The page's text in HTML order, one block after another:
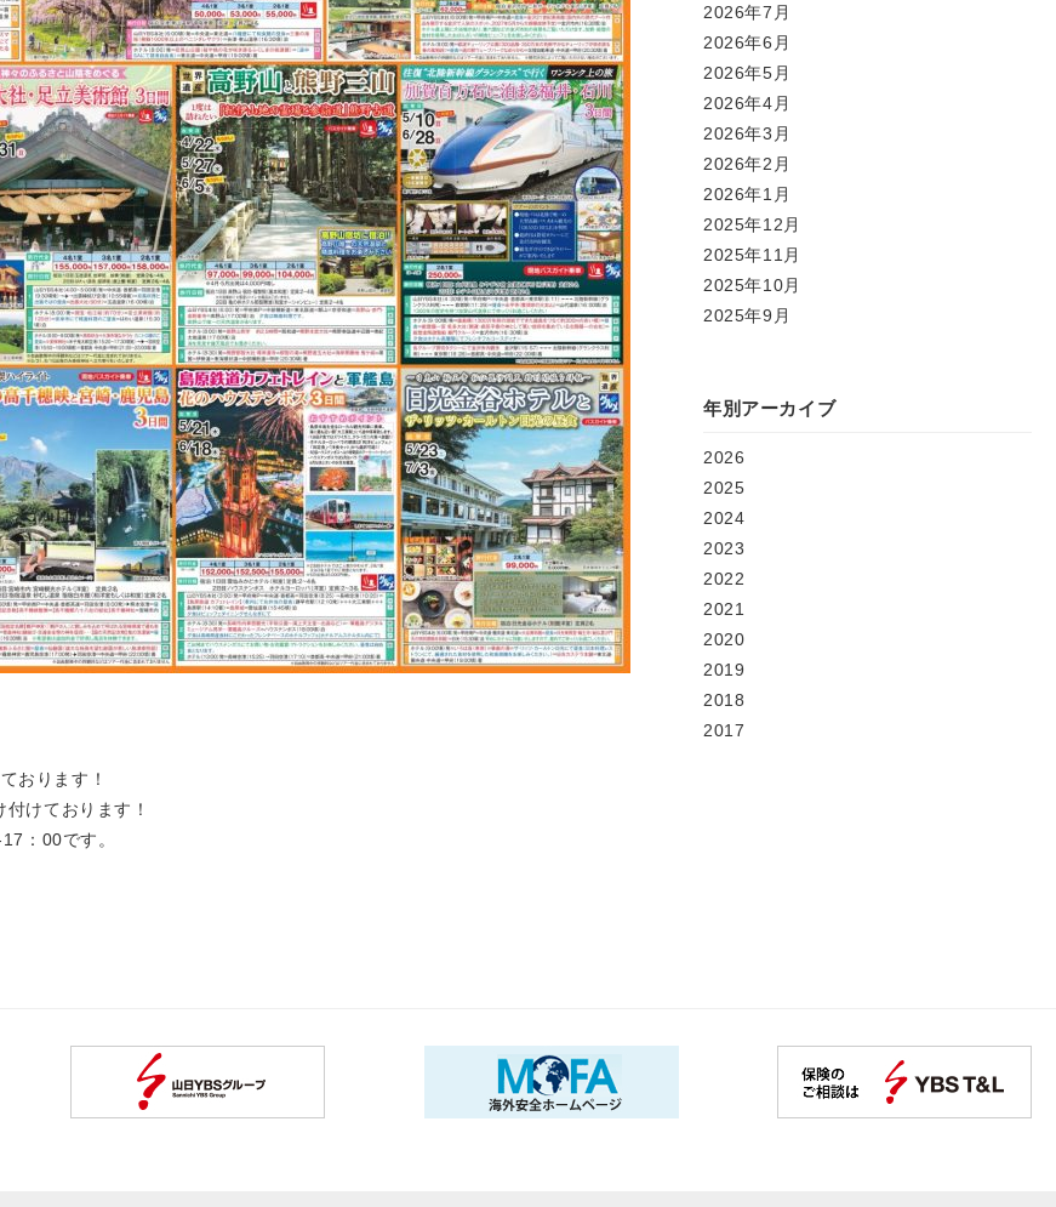
おります！
けております！
：00です。
2026年7月
2026年6月
2026年5月
2026年4月
2026年3月
2026年2月
2026年1月
2025年12月
2025年11月
2025年10月
2025年9月
年別アーカイブ
2026
2025
2024
2023
2022
2021
2020
2019
2018
2017